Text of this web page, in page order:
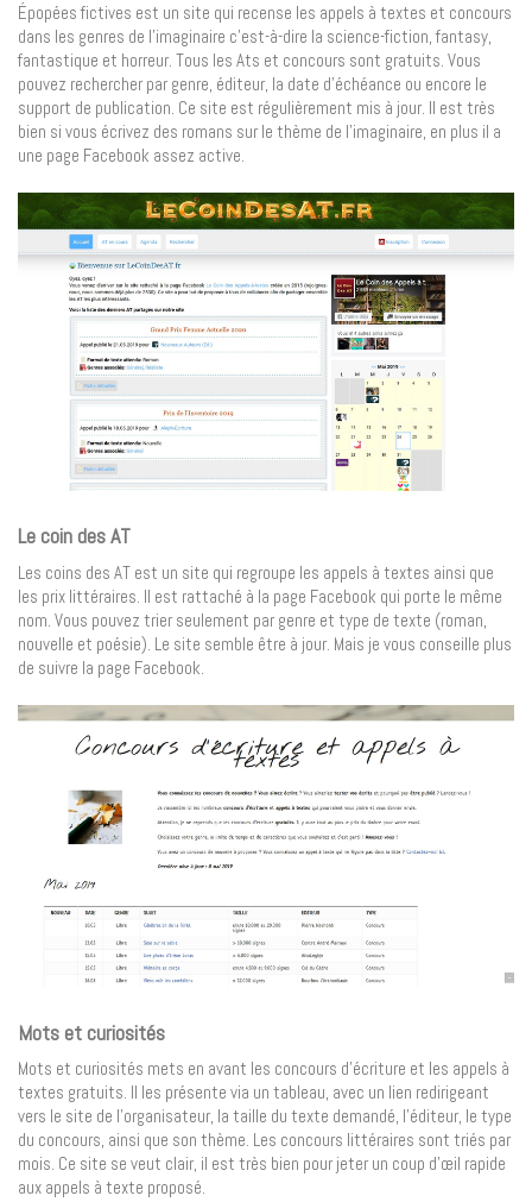
Épopées fictives est un site qui recense les appels à textes et concours
dans les genres de l’imaginaire c’est-à-dire la science-fiction, fantasy,
fantastique et horreur. Tous les Ats et concours sont gratuits. Vous
pouvez rechercher par genre, éditeur, la date d’échéance ou encore le
support de publication. Ce site est régulièrement mis à jour. Il est très
bien si vous écrivez des romans sur le thème de l’imaginaire, en plus il a
une page Facebook assez active.
Le coin des AT
Les coins des AT est un site qui regroupe les appels à textes ainsi que
les prix littéraires. Il est rattaché à la page Facebook qui porte le même
nom. Vous pouvez trier seulement par genre et type de texte (roman,
nouvelle et poésie). Le site semble être à jour. Mais je vous conseille plus
de suivre la page Facebook.
Mots et curiosités
Mots et curiosités mets en avant les concours d’écriture et les appels à
textes gratuits. Il les présente via un tableau, avec un lien redirigeant
vers le site de l’organisateur, la taille du texte demandé, l’éditeur, le type
du concours, ainsi que son thème. Les concours littéraires sont triés par
mois. Ce site se veut clair, il est très bien pour jeter un coup d’œil rapide
aux appels à texte proposé.